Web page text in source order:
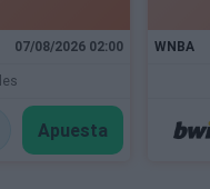
07/08/2026 02:00
Apuesta
WNBA